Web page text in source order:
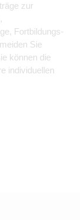
zur
Fortbildungs­
Sie
können die
individuellen